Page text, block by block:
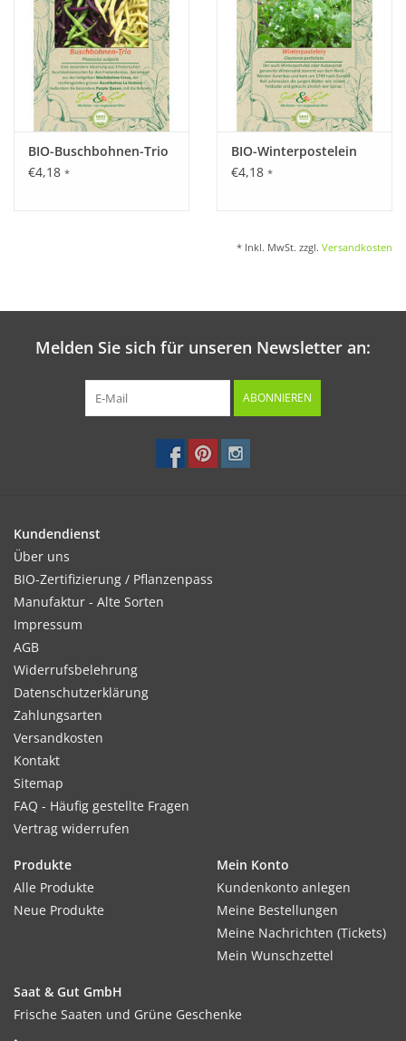
BIO-Buschbohnen-Trio
€4,18 *
BIO-Winterpostelein
€4,18 *
* Inkl. MwSt. zzgl. Versandkosten
Melden Sie sich für unseren Newsletter an:
ABONNIEREN
Kundendienst
Über uns
BIO-Zertifizierung / Pflanzenpass
Manufaktur - Alte Sorten
Impressum
AGB
Widerrufsbelehrung
Datenschutzerklärung
Zahlungsarten
Versandkosten
Kontakt
Sitemap
FAQ - Häufig gestellte Fragen
Vertrag widerrufen
Produkte
Alle Produkte
Neue Produkte
Mein Konto
Kundenkonto anlegen
Meine Bestellungen
Meine Nachrichten (Tickets)
Mein Wunschzettel
Saat & Gut GmbH
Frische Saaten und Grüne Geschenke